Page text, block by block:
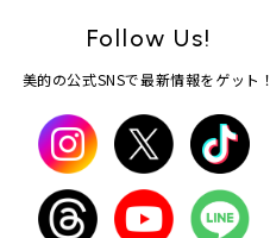
Follow Us!
美的の公式SNSで最新情報をゲット！